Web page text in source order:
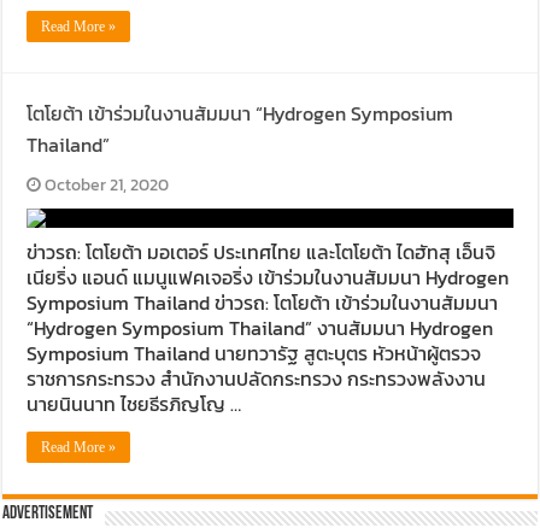
Read More »
โตโยต้า เข้าร่วมในงานสัมมนา “Hydrogen Symposium
Thailand”
October 21, 2020
ข่าวรถ: โตโยต้า มอเตอร์ ประเทศไทย และโตโยต้า ไดฮัทสุ เอ็นจิ
เนียริ่ง แอนด์ แมนูแฟคเจอริ่ง เข้าร่วมในงานสัมมนา Hydrogen
Symposium Thailand ข่าวรถ: โตโยต้า เข้าร่วมในงานสัมมนา
“Hydrogen Symposium Thailand” งานสัมมนา Hydrogen
Symposium Thailand นายทวารัฐ สูตะบุตร หัวหน้าผู้ตรวจ
ราชการกระทรวง สำนักงานปลัดกระทรวง กระทรวงพลังงาน
นายนินนาท ไชยธีรภิญโญ …
Read More »
Advertisement